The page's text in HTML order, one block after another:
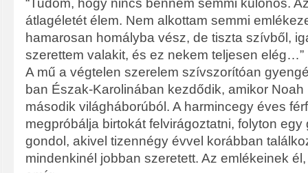
“Tudom, hogy nincs bennem semmi különös.
átlagéletét élem. Nem alkottam semmi
hamarosan homályba vész, de tiszta szívből,
szerettem valakit, és ez nekem teljesen elég…”
A mű a végtelen szerelem szívszorítóan
ban Észak-Karolinában kezdődik, amikor
második világháborúból. A harmincegy éves
megpróbálja birtokát felvirágoztatni, folyton
gondol, akivel tizennégy évvel korábban
mindenkinél jobban szeretett. Az emlékeinek